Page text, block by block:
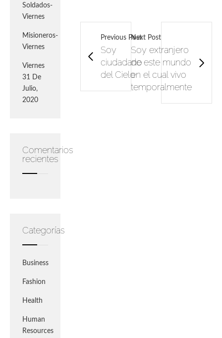
Previous Post
Soy
ciudadano
del Cielo
Next Post
Soy extranjero
de este mundo
en el cual vivo
temporalmente
Soldados-
Viernes
Misioneros-
Viernes
Viernes
31 De
Julio,
2020
Comentarios
recientes
Categorías
Business
Fashion
Health
Human
Resources